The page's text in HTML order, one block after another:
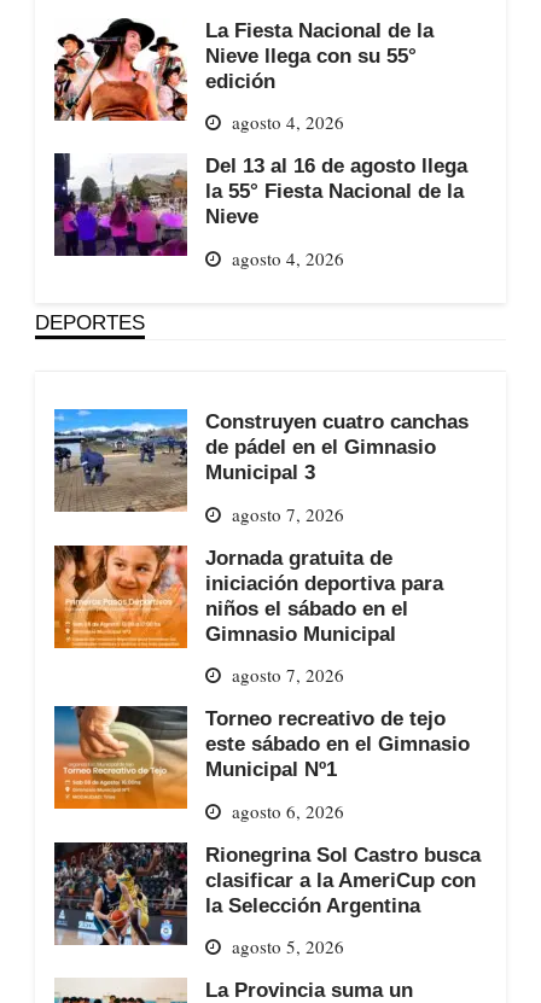
La Fiesta Nacional de la
Nieve llega con su 55°
edición
agosto 4, 2026
Del 13 al 16 de agosto llega
la 55° Fiesta Nacional de la
Nieve
agosto 4, 2026
DEPORTES
Construyen cuatro canchas
de pádel en el Gimnasio
Municipal 3
agosto 7, 2026
Jornada gratuita de
iniciación deportiva para
niños el sábado en el
Gimnasio Municipal
agosto 7, 2026
Torneo recreativo de tejo
este sábado en el Gimnasio
Municipal Nº1
agosto 6, 2026
Rionegrina Sol Castro busca
clasificar a la AmeriCup con
la Selección Argentina
agosto 5, 2026
La Provincia suma un